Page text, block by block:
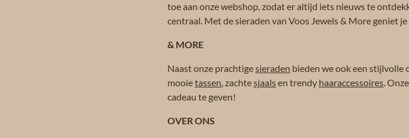
toe aan onze webshop, zodat er altijd iets nieuws te
centraal. Met de sieraden van Voos Jewels & More geniet
& MORE
Naast onze prachtigesieraden bieden we ook een stijlvolle
mooietassen, zachtesjaalsen trendy haaraccessoires.
cadeau te geven!
OVER ONS